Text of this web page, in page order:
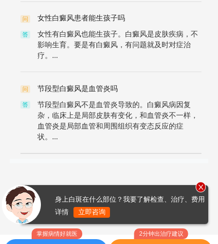
问 女性白癜风患者能生孩子吗
答
女性有白癜风也能生孩子。白癜风是皮肤疾病，不
影响生育。要是有白癜风，有问题就及时对症治
疗。...
问 节段型白癜风是血管炎吗
答
节段型白癜风不是血管炎导致的。白癜风病因复
杂，临床上是局部皮肤有变化，和血管炎不一样，
血管炎是局部血管和周围组织有变态反应的症
状。...
掌握病情好就医 2分钟出治疗建议
身上白斑在什么部位？我要了解检查、治疗、费用
详情
立即咨询